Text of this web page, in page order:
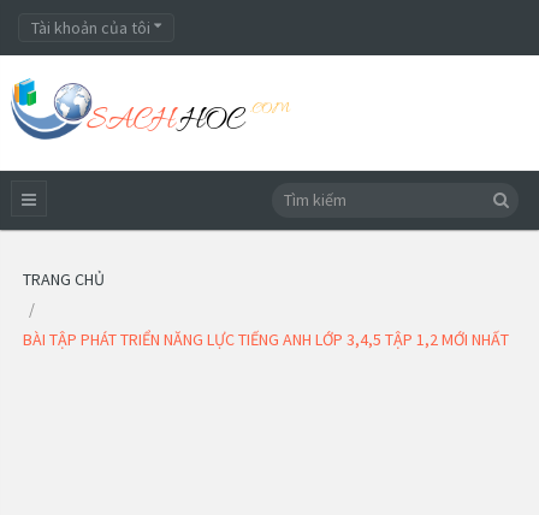
Tài khoản của tôi
TRANG CHỦ
BÀI TẬP PHÁT TRIỂN NĂNG LỰC TIẾNG ANH LỚP 3,4,5 TẬP 1,2 MỚI NHẤT